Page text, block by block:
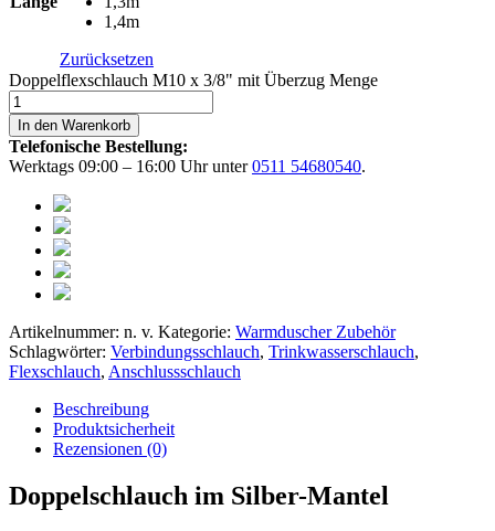
1,4m
Zurücksetzen
Doppelflexschlauch M10 x 3/8" mit Überzug Menge
In den Warenkorb
Telefonische Bestellung:
Werktags 09:00 – 16:00 Uhr unter0511 54680540.
Artikelnummer: n. v. Kategorie: Warmduscher Zubehör
Schlagwörter: Verbindungsschlauch, Trinkwasserschlauch,
Flexschlauch, Anschlussschlauch
Beschreibung
Produktsicherheit
Rezensionen (0)
Doppelschlauch im Silber-Mantel